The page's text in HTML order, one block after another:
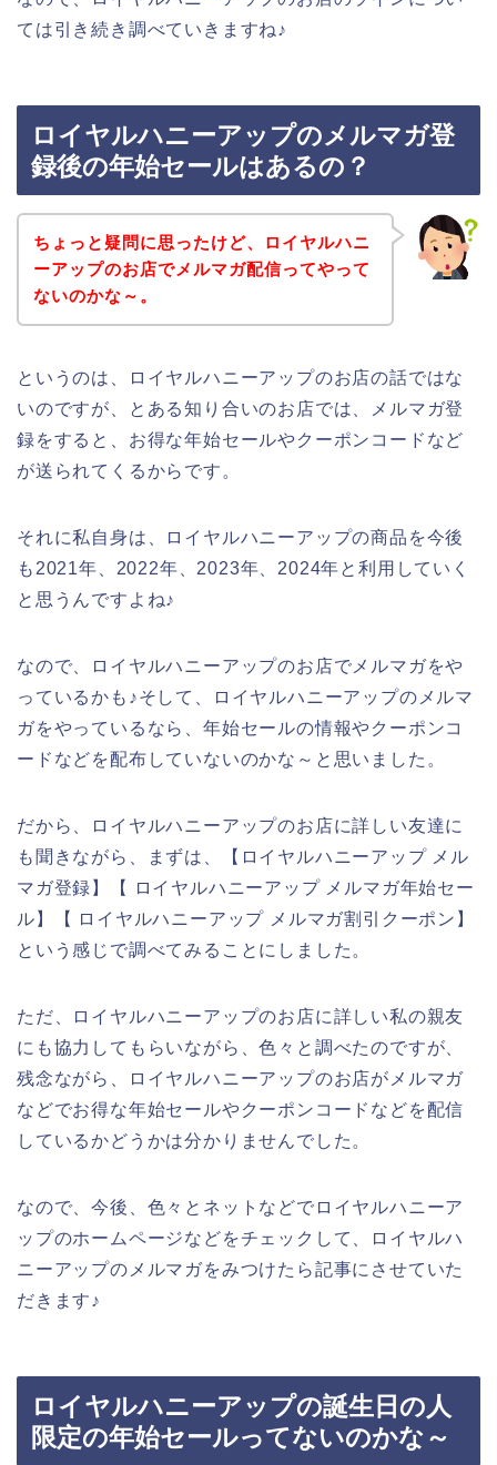
ては引き続き調べていきますね♪
ロイヤルハニーアップのメルマガ登
録後の年始セールはあるの？
ちょっと疑問に思ったけど、ロイヤルハニ
ーアップのお店でメルマガ配信ってやって
ないのかな～。
というのは、ロイヤルハニーアップのお店の話ではな
いのですが、とある知り合いのお店では、メルマガ登
録をすると、お得な年始セールやクーポンコードなど
が送られてくるからです。
それに私自身は、ロイヤルハニーアップの商品を今後
も2021年、2022年、2023年、2024年と利用していく
と思うんですよね♪
なので、ロイヤルハニーアップのお店でメルマガをや
っているかも♪そして、ロイヤルハニーアップのメルマ
ガをやっているなら、年始セールの情報やクーポンコ
ードなどを配布していないのかな～と思いました。
だから、ロイヤルハニーアップのお店に詳しい友達に
も聞きながら、まずは、【ロイヤルハニーアップ メル
マガ登録】【 ロイヤルハニーアップ メルマガ年始セー
ル】【 ロイヤルハニーアップ メルマガ割引クーポン】
という感じで調べてみることにしました。
ただ、ロイヤルハニーアップのお店に詳しい私の親友
にも協力してもらいながら、色々と調べたのですが、
残念ながら、ロイヤルハニーアップのお店がメルマガ
などでお得な年始セールやクーポンコードなどを配信
しているかどうかは分かりませんでした。
なので、今後、色々とネットなどでロイヤルハニーア
ップのホームページなどをチェックして、ロイヤルハ
ニーアップのメルマガをみつけたら記事にさせていた
だきます♪
ロイヤルハニーアップの誕生日の人
限定の年始セールってないのかな～